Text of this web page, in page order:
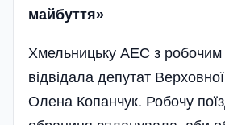
майбуття»
Хмельницьку АЕС з робочим
відвідала депутат
Олена Копанчук. Робочу